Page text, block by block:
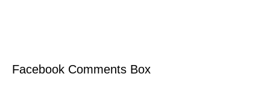
Facebook Comments Box